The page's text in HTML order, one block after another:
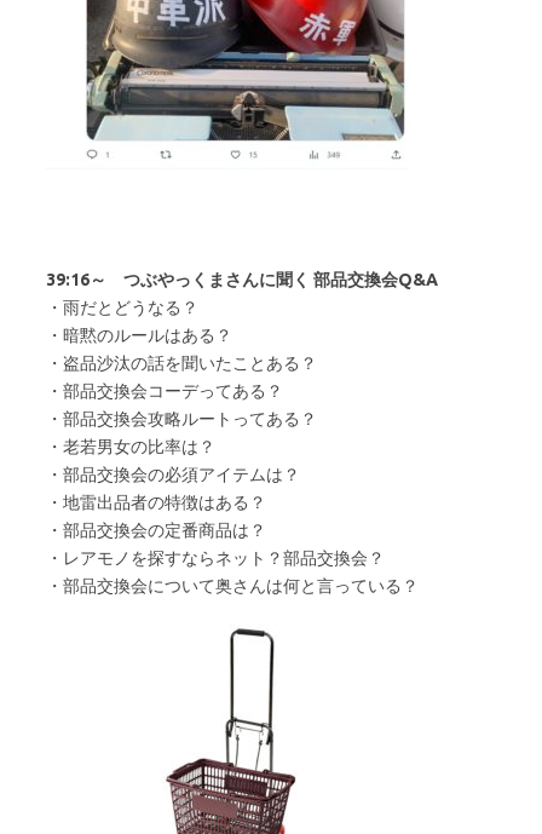
39:16～ つぶやっくまさんに聞く 部品交換会Q&A
・雨だとどうなる？
・暗黙のルールはある？
・盗品沙汰の話を聞いたことある？
・部品交換会コーデってある？
・部品交換会攻略ルートってある？
・老若男女の比率は？
・部品交換会の必須アイテムは？
・地雷出品者の特徴はある？
・部品交換会の定番商品は？
・レアモノを探すならネット？部品交換会？
・部品交換会について奥さんは何と言っている？